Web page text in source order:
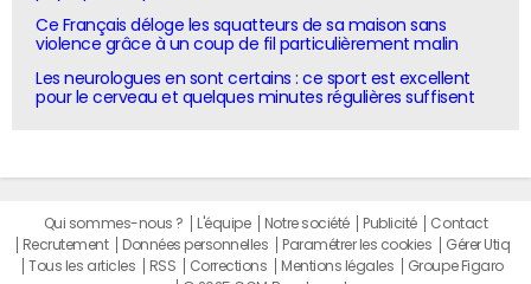
Ce Français déloge les squatteurs de sa maison sans
violence grâce à un coup de fil particulièrement malin
Les neurologues en sont certains : ce sport est excellent
pour le cerveau et quelques minutes régulières suffisent
Qui sommes-nous ? L'équipe Notre société Publicité
Contact
Recrutement
Données personnelles Paramétrer les cookies
Gérer Utiq
Tous les articles
RSS Corrections Mentions légales
Groupe Figaro